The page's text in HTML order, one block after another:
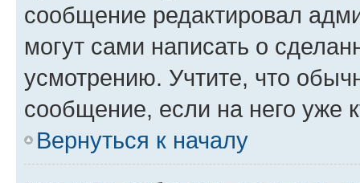
сообщение редактировал
могут сами написать о
усмотрению. Учтите, что
сообщение, если на него уже
Вернуться к началу